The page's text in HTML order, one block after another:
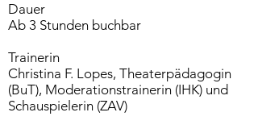
Dauer
Ab 3 Stunden buchbar
Trainerin
Christina F. Lopes, Theaterpädagogin
(BuT), Moderationstrainerin (IHK) und
Schauspielerin (ZAV)